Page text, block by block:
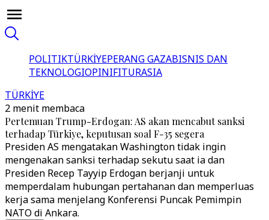
POLITIKTÜRKİYEPERANG GAZABISNIS DAN
TEKNOLOGIOPINIFITURASIA
TÜRKİYE
2 menit membaca
Pertemuan Trump-Erdogan: AS akan mencabut sanksi
terhadap Türkiye, keputusan soal F-35 segera
Presiden AS mengatakan Washington tidak ingin
mengenakan sanksi terhadap sekutu saat ia dan
Presiden Recep Tayyip Erdogan berjanji untuk
memperdalam hubungan pertahanan dan memperluas
kerja sama menjelang Konferensi Puncak Pemimpin
NATO di Ankara.